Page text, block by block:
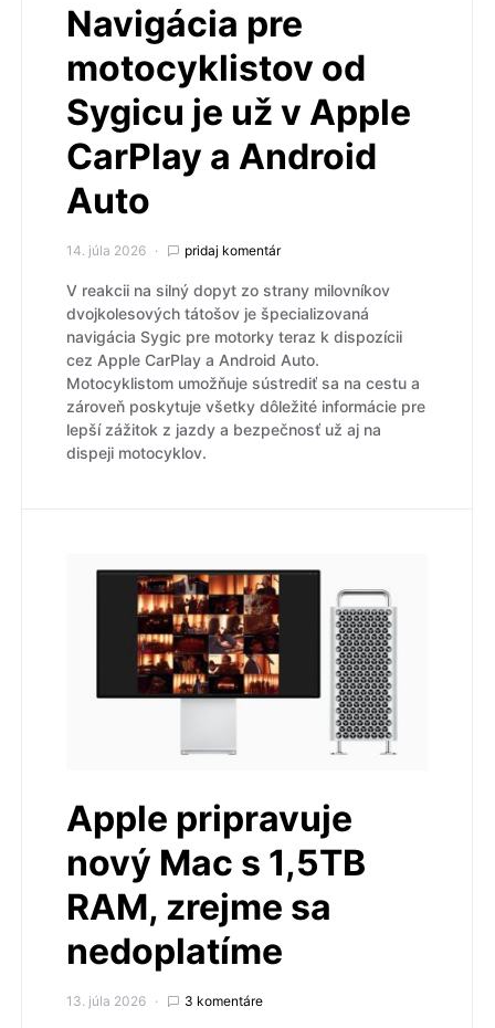
Navigácia pre
motocyklistov od
Sygicu je už v Apple
CarPlay a Android
Auto
14. júla 2026 pridaj komentár
V reakcii na silný dopyt zo strany milovníkov
dvojkolesových tátošov je špecializovaná
navigácia Sygic pre motorky teraz k dispozícii
cez Apple CarPlay a Android Auto.
Motocyklistom umožňuje sústrediť sa na cestu a
zároveň poskytuje všetky dôležité informácie pre
lepší zážitok z jazdy a bezpečnosť už aj na
dispeji motocyklov.
Apple pripravuje
nový Mac s 1,5TB
RAM, zrejme sa
nedoplatíme
13. júla 2026 3 komentáre